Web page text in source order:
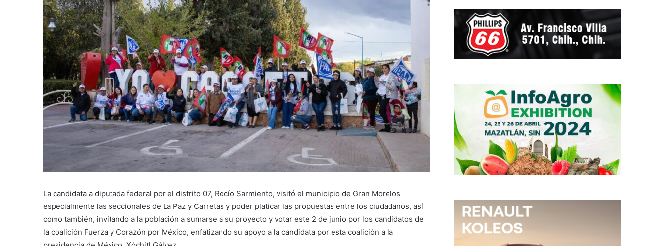
La candidata a diputada federal por el distrito 07, Rocío Sarmiento, visitó el municipio de Gran Morelos
especialmente las seccionales de La Paz y Carretas y poder platicar las propuestas entre los ciudadanos, así
como también, invitando a la población a sumarse a su proyecto y votar este 2 de junio por los candidatos de
la coalición Fuerza y Corazón por México, enfatizando su apoyo a la candidata por esta coalición a la